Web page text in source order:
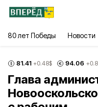
80 лет Победы Новости
81.41 +0.48$ 94.06
Глава